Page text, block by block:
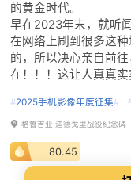
的黄金时代。
早在2023年末，就听
在网络上刷到很多这
的，所以决心亲自前
在！！！这让人真真实
#2025手机影像年度征集#
格鲁吉亚·迪德戈里战役纪念碑
80.45